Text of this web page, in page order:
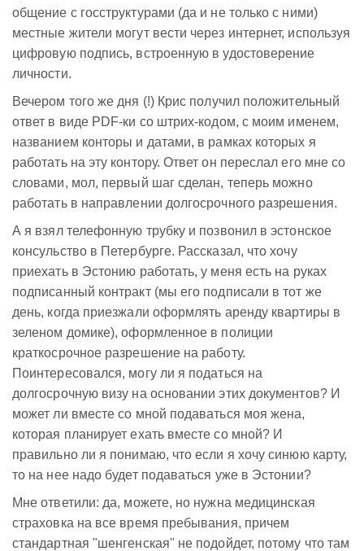
общение с госструктурами (да и не только с ними)
местные жители могут вести через интернет, используя
цифровую подпись, встроенную в удостоверение
личности.
Вечером того же дня (!) Крис получил положительный
ответ в виде PDF-ки со штрих-кодом, с моим именем,
названием конторы и датами, в рамках которых я
работать на эту контору. Ответ он переслал его мне со
словами, мол, первый шаг сделан, теперь можно
работать в направлении долгосрочного разрешения.
А я взял телефонную трубку и позвонил в эстонское
консульство в Петербурге. Рассказал, что хочу
приехать в Эстонию работать, у меня есть на руках
подписанный контракт (мы его подписали в тот же
день, когда приезжали оформлять аренду квартиры в
зеленом домике), оформленное в полиции
краткосрочное разрешение на работу.
Поинтересовался, могу ли я податься на
долгосрочную визу на основании этих документов? И
может ли вместе со мной подаваться моя жена,
которая планирует ехать вместе со мной? И
правильно ли я понимаю, что если я хочу синюю карту,
то на нее надо будет подаваться уже в Эстонии?
Мне ответили: да, можете, но нужна медицинская
страховка на все время пребывания, причем
стандартная "шенгенская" не подойдет, потому что там